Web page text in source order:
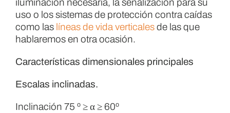
iluminación necesaria, la señalización para su
uso o los sistemas de protección contra caídas
como las líneas de vida verticalesde las que
hablaremos en otra ocasión.
Características dimensionales principales
Escalas inclinadas.
Inclinación 75 º ≥ α ≥ 60º